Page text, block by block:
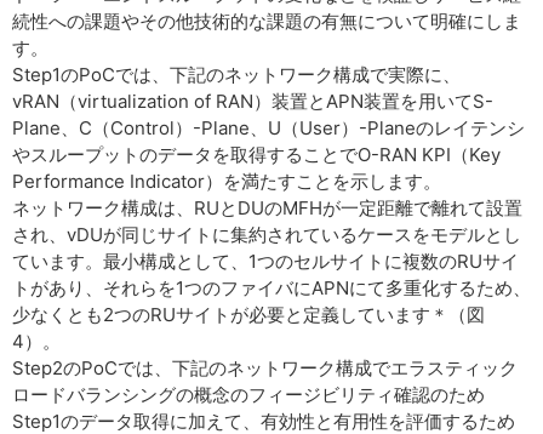
続性への課題やその他技術的な課題の有無について明確にしま
す。
Step1のPoCでは、下記のネットワーク構成で実際に、
vRAN（virtualization of RAN）装置とAPN装置を用いてS-
Plane、C（Control）-Plane、U（User）-Planeのレイテンシ
やスループットのデータを取得することでO-RAN KPI（Key
Performance Indicator）を満たすことを示します。
ネットワーク構成は、RUとDUのMFHが一定距離で離れて設置
され、vDUが同じサイトに集約されているケースをモデルとし
ています。最小構成として、1つのセルサイトに複数のRUサイ
トがあり、それらを1つのファイバにAPNにて多重化するため、
少なくとも2つのRUサイトが必要と定義しています＊（図
4）。
Step2のPoCでは、下記のネットワーク構成でエラスティック
ロードバランシングの概念のフィージビリティ確認のため
Step1のデータ取得に加えて、有効性と有用性を評価するため